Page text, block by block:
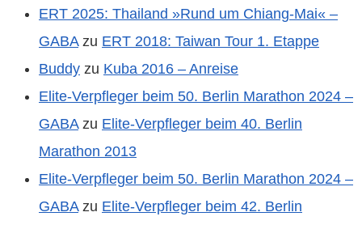
ERT 2025: Thailand »Rund um Chiang-Mai« –
GABAzu ERT 2018: Taiwan Tour 1. Etappe
Buddy zu Kuba 2016 – Anreise
Elite-Verpfleger beim 50. Berlin Marathon 2024 –
GABAzu Elite-Verpfleger beim 40. Berlin
Marathon 2013
Elite-Verpfleger beim 50. Berlin Marathon 2024 –
GABAzu Elite-Verpfleger beim 42. Berlin